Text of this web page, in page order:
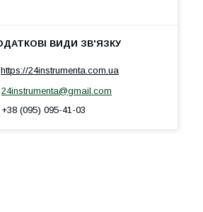
https://24instrumenta.com.ua
24instrumenta@gmail.com
+38 (095) 095-41-03